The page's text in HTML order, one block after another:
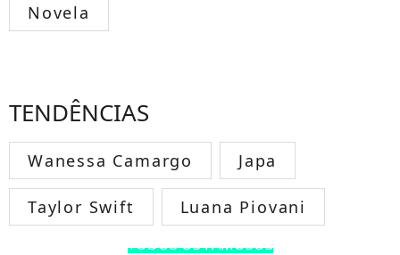
Novela
TENDÊNCIAS
Wanessa Camargo Japa
Taylor Swift Luana Piovani
TODOS OS FAMOSOS